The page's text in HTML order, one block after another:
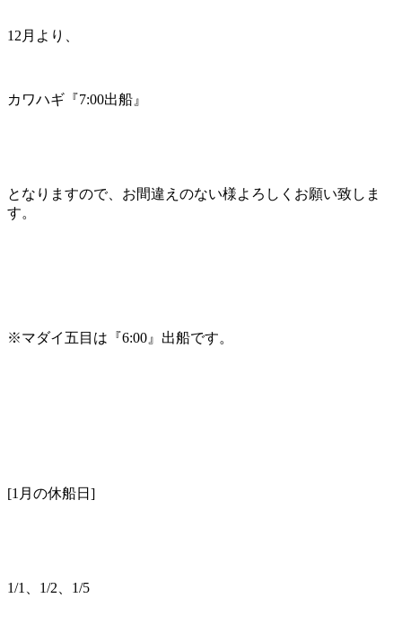
12月より、
カワハギ『7:00出船』
となりますので、お間違えのない様よろしくお願い致しま
す。
※マダイ五目は『6:00』出船です。
[1月の休船日]
1/1、1/2、1/5